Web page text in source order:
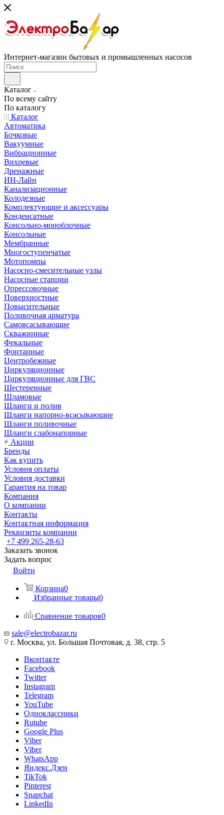
Интернет-магазин бытовых и промышленных насосов
Каталог
По всему сайту
По каталогу
Каталог
Автоматика
Бочковые
Вакуумные
Вибрационные
Вихревые
Дренажные
ИН-Лайн
Канализационные
Колодезные
Комплектующие и аксессуары
Конденсатные
Консольно-моноблочные
Консольные
Мембранные
Многоступенчатые
Мотопомпы
Насосно-смесительные узлы
Насосные станции
Опрессовочные
Поверхностные
Повысительные
Поливочная арматура
Самовсасывающие
Скважинные
Фекальные
Фонтанные
Центробежные
Циркуляционные
Циркуляционные для ГВС
Шестеренные
Шламовые
Шланги и полив
Шланги напорно-всасывающие
Шланги поливочные
Шланги слабонапорные
Акции
Бренды
Как купить
Условия оплаты
Условия доставки
Гарантия на товар
Компания
О компании
Контакты
Контактная информация
Реквизиты компании
+7 499 265-28-63
Заказать звонок
Задать вопрос
Войти
Корзина0
Избранные товары0
Сравнение товаров0
sale@electrobazar.ru
г. Москва, ул. Большая Почтовая, д. 38, стр. 5
Вконтакте
Facebook
Twitter
Instagram
Telegram
YouTube
Одноклассники
Rutube
Google Plus
Viber
Viber
WhatsApp
Яндекс.Дзен
TikTok
Pinterest
Snapchat
LinkedIn